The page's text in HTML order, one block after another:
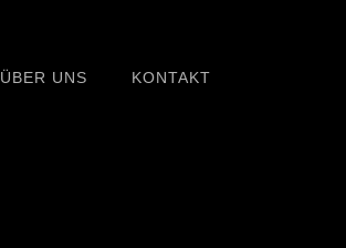
ÜBER UNS KONTAKT